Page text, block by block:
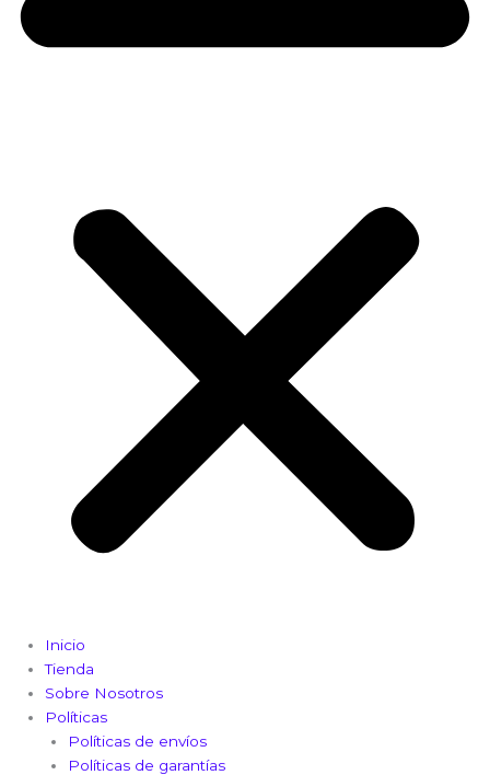
Inicio
Tienda
Sobre Nosotros
Políticas
Políticas de envíos
Políticas de garantías